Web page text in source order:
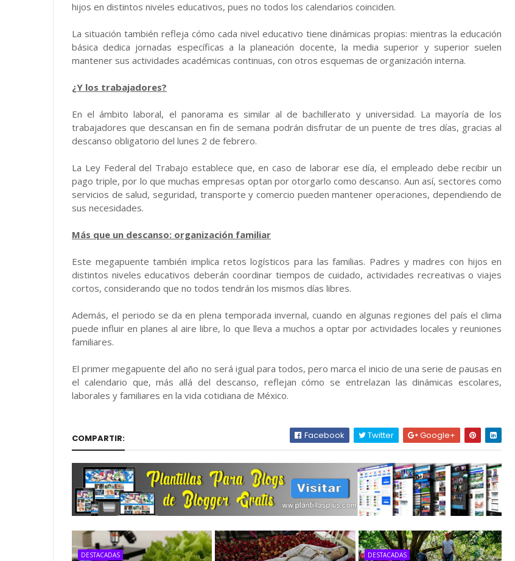
hijos en distintos niveles educativos, pues no todos los calendarios coinciden.
La situación también refleja cómo cada nivel educativo tiene dinámicas propias: mientras la educación
básica dedica jornadas específicas a la planeación docente, la media superior y superior suelen
mantener sus actividades académicas continuas, con otros esquemas de organización interna.
¿Y los trabajadores?
En el ámbito laboral, el panorama es similar al de bachillerato y universidad. La mayoría de los
trabajadores que descansan en fin de semana podrán disfrutar de un puente de tres días, gracias al
descanso obligatorio del lunes 2 de febrero.
La Ley Federal del Trabajo establece que, en caso de laborar ese día, el empleado debe recibir un
pago triple, por lo que muchas empresas optan por otorgarlo como descanso. Aun así, sectores como
servicios de salud, seguridad, transporte y comercio pueden mantener operaciones, dependiendo de
sus necesidades.
Más que un descanso: organización familiar
Este megapuente también implica retos logísticos para las familias. Padres y madres con hijos en
distintos niveles educativos deberán coordinar tiempos de cuidado, actividades recreativas o viajes
cortos, considerando que no todos tendrán los mismos días libres.
Además, el periodo se da en plena temporada invernal, cuando en algunas regiones del país el clima
puede influir en planes al aire libre, lo que lleva a muchos a optar por actividades locales y reuniones
familiares.
El primer megapuente del año no será igual para todos, pero marca el inicio de una serie de pausas en
el calendario que, más allá del descanso, reflejan cómo se entrelazan las dinámicas escolares,
laborales y familiares en la vida cotidiana de México.
COMPARTIR: Facebook Twitter Google+
DESTACADAS DESTACADAS